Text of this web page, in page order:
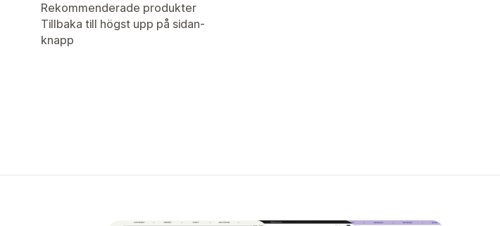
Rekommenderade produkter
Tillbaka till högst upp på sidan-
knapp